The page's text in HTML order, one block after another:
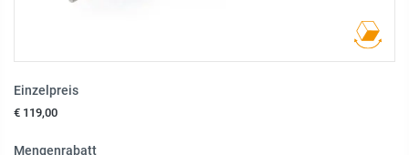
Einzelpreis
€ 119,00
Mengenrabatt